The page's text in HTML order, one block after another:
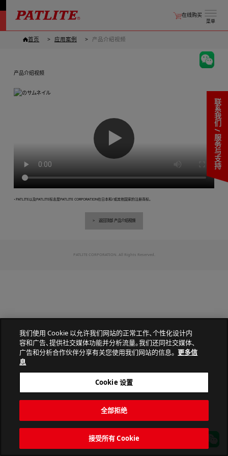
菜单
在线购买
联系我们 / 服务与支持
首页 应用案例 产品介绍视频
产品介绍视频
▶
・PATLITE以及PATLITE标志是PATLITE CORPORATION在日本和/或其他国家的注册商标。
返回顶部 产品介绍视频
PATLITE CORPORATION. All Rights Reserved.
我们使用 Cookie 以允许我们网站的正常工作、个性化设计内
容和广告、提供社交媒体功能并分析流量。我们还同社交媒体、
广告和分析合作伙伴分享有关您使用我们网站的信息。 更多信
息
Cookie 设置
全部拒绝
接受所有 Cookie